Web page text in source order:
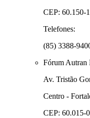
CEP: 60.150-
Telefones:
(85) 3388-
Fórum Autran
Av. Tristão
Centro -
CEP: 60.015-